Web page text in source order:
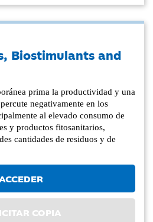
Biostimulants and
prima la productividad y una
negativamente en los
al elevado consumo de
y productos fitosanitarios,
cantidades de residuos y de
COPIA